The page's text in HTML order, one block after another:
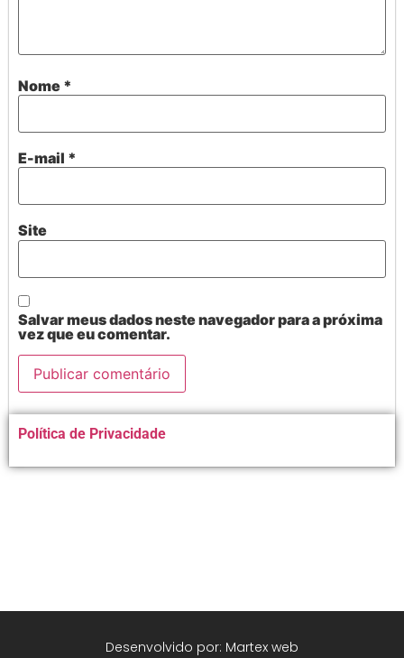
Nome *
E-mail *
Site
Salvar meus dados neste navegador para a próxima
vez que eu comentar.
Alternative:
Política de Privacidade
Desenvolvido por: Martex web